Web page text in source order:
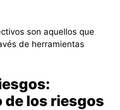
son aquellos que
de herramientas
de los riesgos